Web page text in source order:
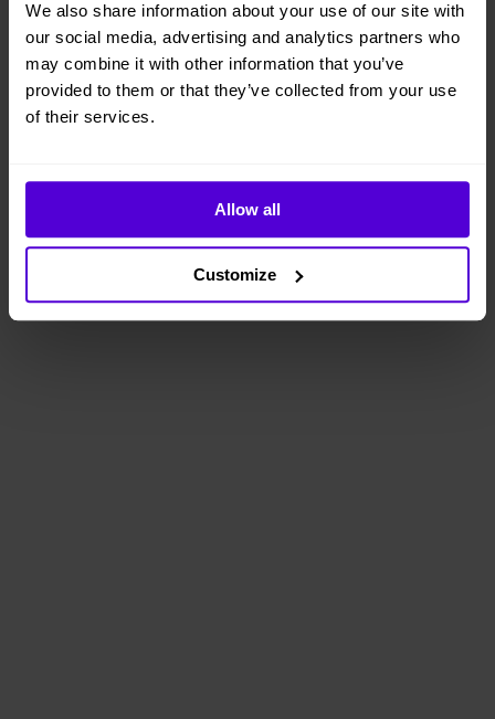
We also share information about your use of our site with
our social media, advertising and analytics partners who
may combine it with other information that you’ve
provided to them or that they’ve collected from your use
of their services.
Allow all
Customize
Hyresperioden löper tillsvidare, faktureras per månad
Avsluta hyresperioden när du vill, med enbart en
månads uppsägningstid
Vi levererar, monterar och returnerar
uppsägningstid